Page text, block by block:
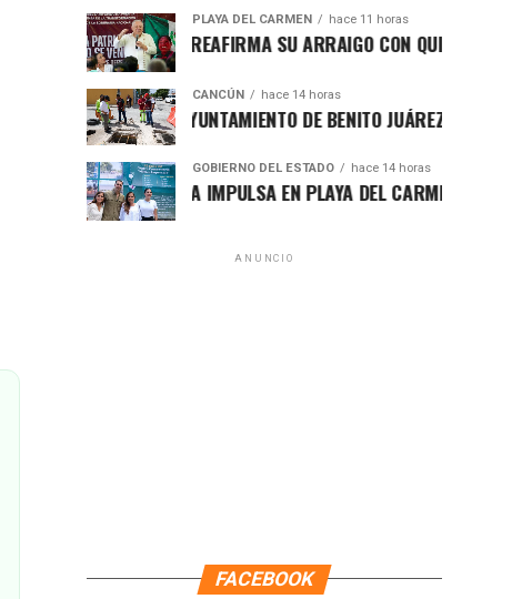
PLAYA DEL CARMEN hace 11 horas
RAFA MARÍN REAFIRMA SU ARRAIGO CON QUINTANA ROO Y
CANCÚN hace 14 horas
FORTALECE AYUNTAMIENTO DE BENITO JUÁREZ ACCIONES
GOBIERNO DEL ESTADO hace 14 horas
MARA LEZAMA IMPULSA EN PLAYA DEL CARMEN EL PRIMER
ANUNCIO
FACEBOOK